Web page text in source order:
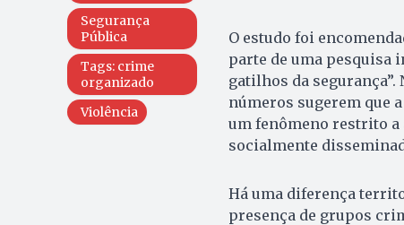
Segurança
Pública
Tags: crime
organizado
Violência
O estudo foi
parte de uma pesquisa
gatilhos da segurança”.
números sugerem que
um fenômeno restrito a
socialmente
Há uma diferença
presença de grupos